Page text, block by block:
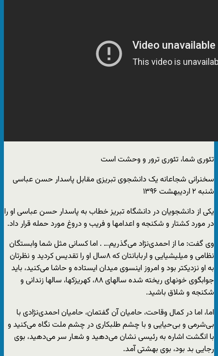
تئوری شما، تئوری ترور و وحشت است
سخنرانی شجاعانه یک دانشجوی تبریزی مقابل پاسدار حسن عباسی
شنبه ۲ اردیبهشت ۱۳۹۶
یکی از دانشجویان در دانشگاه تبریز خطاب به پاسدار حسن عباسی او را
در مورد کشتار و شکنجه و اعدامها و فریب و دروغ مورد حمله قرار داد.
وی گفت‌:‌ ما از احمدی‌نژاد می‌گذریم… . اما کسانی مثل شما وابستگان
نظامی و میلیشیایی و اربابانتان که ۸سال او را تقدیس کردید و نظرتان
به او نزدیکتر بود و امروز اینسوی میدان ایستاده و حاشا می‌کنید، باید
جوابگوی خونهای ریخته شده سالهای ۸۸، کهریزکها، سالها زندانی و
شکنجه و شلاق باشید.
اما، اما در کمال وقاحت، حامیان آن گفتمان، حامیان احمدی‌نژادی با
بی‌شرمی و بی‌حیایی و با چشم طلبکاری در چشم ملت نگاه می‌کنید و
با انگشت اشاره به رئیسی نشان می‌دهید و شعار سر می‌دهید، بوی
رجایی بد بود، بوی بهشتی آمد.